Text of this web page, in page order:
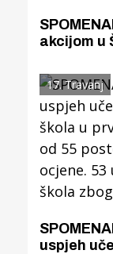
akcijom u
likera od
17. Travanj
uspjeh